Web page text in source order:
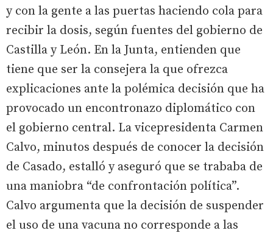
y con la gente a las puertas haciendo cola para
recibir la dosis, según fuentes del gobierno de
Castilla y León. En la Junta, entienden que
tiene que ser la consejera la que ofrezca
explicaciones ante la polémica decisión que ha
provocado un encontronazo diplomático con
el gobierno central. La vicepresidenta Carmen
Calvo, minutos después de conocer la decisión
de Casado, estalló y aseguró que se trababa de
una maniobra “de confrontación política”.
Calvo argumenta que la decisión de suspender
el uso de una vacuna no corresponde a las